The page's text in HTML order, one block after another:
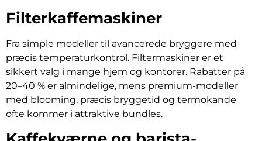
Filterkaffemaskiner
Fra simple modeller til avancerede bryggere med
præcis temperaturkontrol. Filtermaskiner er et
sikkert valg i mange hjem og kontorer. Rabatter på
20–40 % er almindelige, mens premium-modeller
med blooming, præcis bryggetid og termokande
ofte kommer i attraktive bundles.